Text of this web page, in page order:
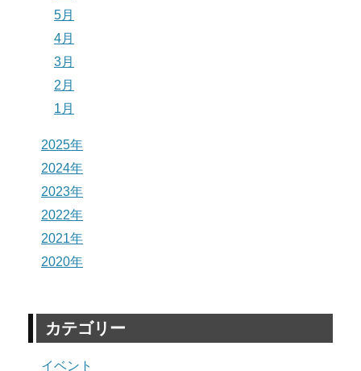
5月
4月
3月
2月
1月
2025年
2024年
2023年
2022年
2021年
2020年
カテゴリー
イベント